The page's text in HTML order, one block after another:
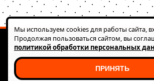
© 2026 FATRACING
АВТОНОМНАЯ НЕКОММЕРЧЕСКАЯ ОРГАНИЗАЦИЯ
РАЗВИТИЯ ВЕЛОСИПЕДНОГО ДВИЖЕНИЯ "КЛУБ
ФАТ РЭЙСИНГ (ГОНКИ)"
Мы используем cookies для работы сайта,
Продолжая пользоваться сайтом, вы
политикой обработки персональных
ПРИНЯТЬ